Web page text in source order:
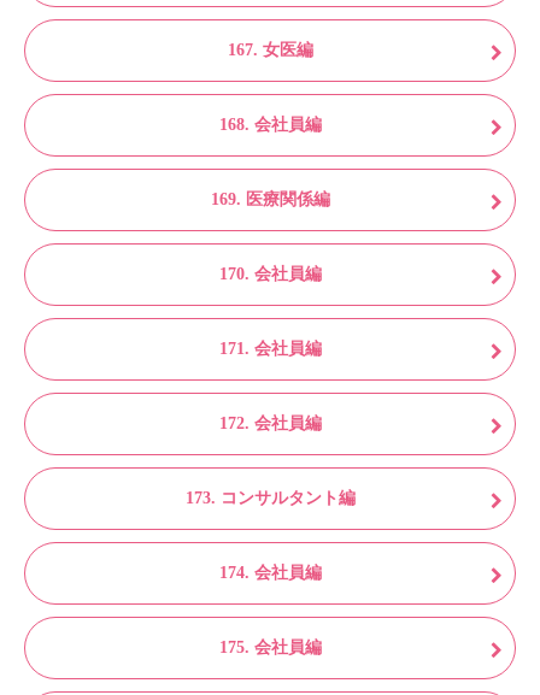
167. 女医編
168. 会社員編
169. 医療関係編
170. 会社員編
171. 会社員編
172. 会社員編
173. コンサルタント編
174. 会社員編
175. 会社員編